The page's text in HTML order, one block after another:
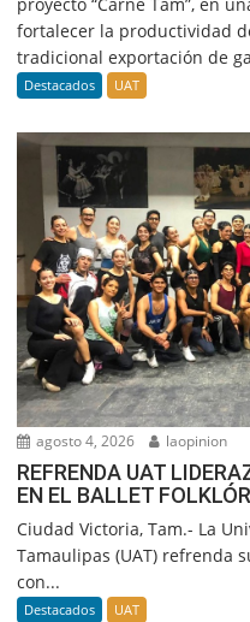
proyecto “Carne Tam”, en
fortalecer la productividad
tradicional exportación de
Destacados UAT
agosto 4, 2026 laopinion
REFRENDA UAT
EN EL BALLET
Ciudad Victoria, Tam.- La
Tamaulipas (UAT) refrenda
con...
Destacados UAT